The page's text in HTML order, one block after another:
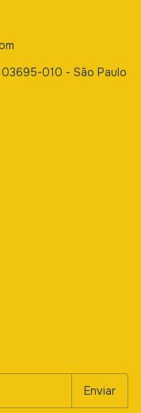
03695-010 - São Paulo